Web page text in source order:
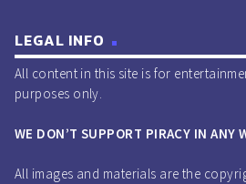
LEGAL INFO
All content in this site is for
purposes only.
WE DON’T SUPPORT PIRACY IN ANY
All images and materials are the